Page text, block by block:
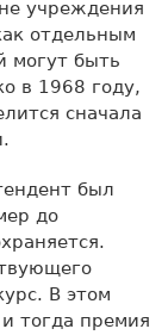
учреждения
отдельным
могут быть
в 1968 году,
сначала
был
до
В этом
тогда премия